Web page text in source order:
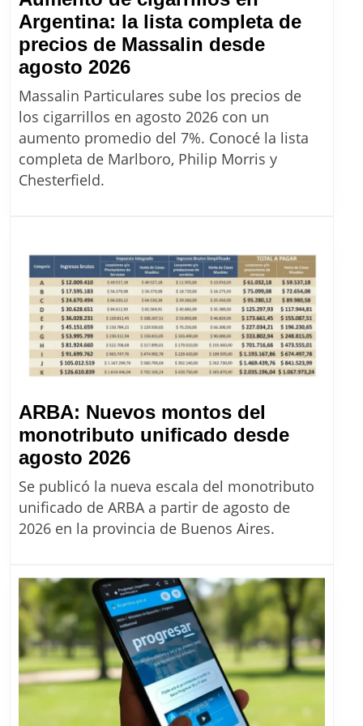
Argentina: la lista completa de
precios de Massalin desde
agosto 2026Aumento
de
cigarrillos
en
Argentina:
precios
de
Massalin
desde
agosto
2026
Massalin Particulares sube los precios de
los cigarrillos en agosto 2026 con un
aumento promedio del 7%. Conocé la lista
completa de Marlboro, Philip Morris y
Chesterfield.
ARBA: Nuevos montos del
monotributo unificado desde
agosto 2026ARBA:
Nuevos
montos
del
desde
agosto
2026
Se publicó la nueva escala del monotributo
unificado de ARBA a partir de agosto de
2026 en la provincia de Buenos Aires.